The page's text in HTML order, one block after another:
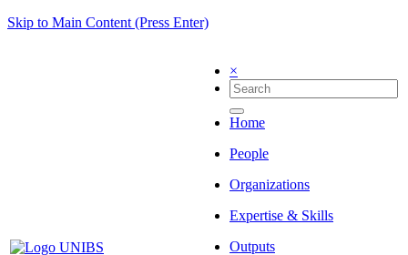
Skip to Main Content (Press Enter)
×
Home
People
Organizations
Expertise & Skills
Outputs